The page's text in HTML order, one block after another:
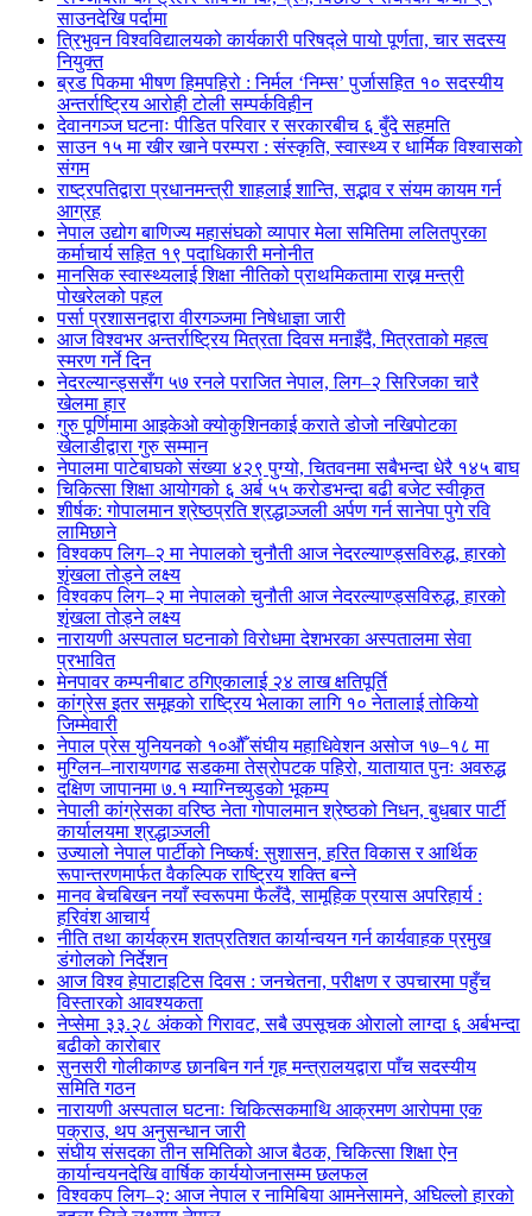
साउनदेखि पर्दामा
त्रिभुवन विश्वविद्यालयको कार्यकारी परिषद्ले पायो पूर्णता, चार सदस्य
नियुक्त
ब्रड पिकमा भीषण हिमपहिरो : निर्मल ‘निम्स’ पुर्जासहित १० सदस्यीय
अन्तर्राष्ट्रिय आरोही टोली सम्पर्कविहीन
देवानगञ्ज घटनाः पीडित परिवार र सरकारबीच ६ बुँदे सहमति
साउन १५ मा खीर खाने परम्परा : संस्कृति, स्वास्थ्य र धार्मिक विश्वासको
संगम
राष्ट्रपतिद्वारा प्रधानमन्त्री शाहलाई शान्ति, सद्भाव र संयम कायम गर्न
आग्रह
नेपाल उद्योग बाणिज्य महासंघको व्यापार मेला समितिमा ललितपुरका
कर्माचार्य सहित १९ पदाधिकारी मनोनीत
मानसिक स्वास्थ्यलाई शिक्षा नीतिको प्राथमिकतामा राख्न मन्त्री
पोखरेलको पहल
पर्सा प्रशासनद्वारा वीरगञ्जमा निषेधाज्ञा जारी
आज विश्वभर अन्तर्राष्ट्रिय मित्रता दिवस मनाइँदै, मित्रताको महत्व
स्मरण गर्ने दिन
नेदरल्यान्ड्ससँग ५७ रनले पराजित नेपाल, लिग–२ सिरिजका चारै
खेलमा हार
गुरु पूर्णिमामा आइकेओ क्योकुशिनकाई कराते डोजो नखिपोटका
खेलाडीद्वारा गुरु सम्मान
नेपालमा पाटेबाघको संख्या ४२९ पुग्यो, चितवनमा सबैभन्दा धेरै १४५ बाघ
चिकित्सा शिक्षा आयोगको ६ अर्ब ५५ करोडभन्दा बढी बजेट स्वीकृत
शीर्षक: गोपालमान श्रेष्ठप्रति श्रद्धाञ्जली अर्पण गर्न सानेपा पुगे रवि
लामिछाने
विश्वकप लिग–२ मा नेपालको चुनौती आज नेदरल्याण्ड्सविरुद्ध, हारको
शृंखला तोड्ने लक्ष्य
विश्वकप लिग–२ मा नेपालको चुनौती आज नेदरल्याण्ड्सविरुद्ध, हारको
शृंखला तोड्ने लक्ष्य
नारायणी अस्पताल घटनाको विरोधमा देशभरका अस्पतालमा सेवा
प्रभावित
मेनपावर कम्पनीबाट ठगिएकालाई २४ लाख क्षतिपूर्ति
कांग्रेस इतर समूहको राष्ट्रिय भेलाका लागि १० नेतालाई तोकियो
जिम्मेवारी
नेपाल प्रेस युनियनको १०औँ संघीय महाधिवेशन असोज १७–१८ मा
मुग्लिन–नारायणगढ सडकमा तेस्रोपटक पहिरो, यातायात पुनः अवरुद्ध
दक्षिण जापानमा ७.१ म्याग्निच्युडको भूकम्प
नेपाली कांग्रेसका वरिष्ठ नेता गोपालमान श्रेष्ठको निधन, बुधबार पार्टी
कार्यालयमा श्रद्धाञ्जली
उज्यालो नेपाल पार्टीको निष्कर्ष: सुशासन, हरित विकास र आर्थिक
रूपान्तरणमार्फत वैकल्पिक राष्ट्रिय शक्ति बन्ने
मानव बेचबिखन नयाँ स्वरूपमा फैलँदै, सामूहिक प्रयास अपरिहार्य :
हरिवंश आचार्य
नीति तथा कार्यक्रम शतप्रतिशत कार्यान्वयन गर्न कार्यवाहक प्रमुख
डंगोलको निर्देशन
आज विश्व हेपाटाइटिस दिवस : जनचेतना, परीक्षण र उपचारमा पहुँच
विस्तारको आवश्यकता
नेप्सेमा ३३.२८ अंकको गिरावट, सबै उपसूचक ओरालो लाग्दा ६ अर्बभन्दा
बढीको कारोबार
सुनसरी गोलीकाण्ड छानबिन गर्न गृह मन्त्रालयद्वारा पाँच सदस्यीय
समिति गठन
नारायणी अस्पताल घटनाः चिकित्सकमाथि आक्रमण आरोपमा एक
पक्राउ, थप अनुसन्धान जारी
संघीय संसदका तीन समितिको आज बैठक, चिकित्सा शिक्षा ऐन
कार्यान्वयनदेखि वार्षिक कार्ययोजनासम्म छलफल
विश्वकप लिग–२: आज नेपाल र नामिबिया आमनेसामने, अघिल्लो हारको